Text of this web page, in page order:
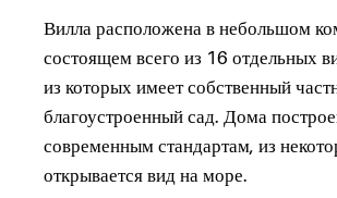
Вилла расположена в небольшом
состоящем всего из 16 отдельных
из которых имеет собственный
благоустроенный сад. Дома
современным стандартам, из
открывается вид на море.